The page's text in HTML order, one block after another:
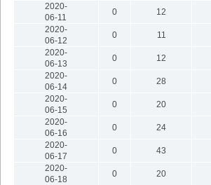
2020-
06-11
0 12
2020-
06-12
0 11
2020-
06-13
0 12
2020-
06-14
0 28
2020-
06-15
0 20
2020-
06-16
0 24
2020-
06-17
0 43
2020-
06-18
0 20